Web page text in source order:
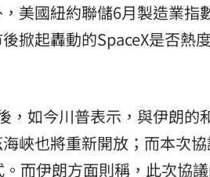
美國紐約聯儲6月製造業指
掀起轟動的SpaceX是否熱
，如今川普表示，與伊朗的
峽也將重新開放；而本次
而伊朗方面則稱，此次協